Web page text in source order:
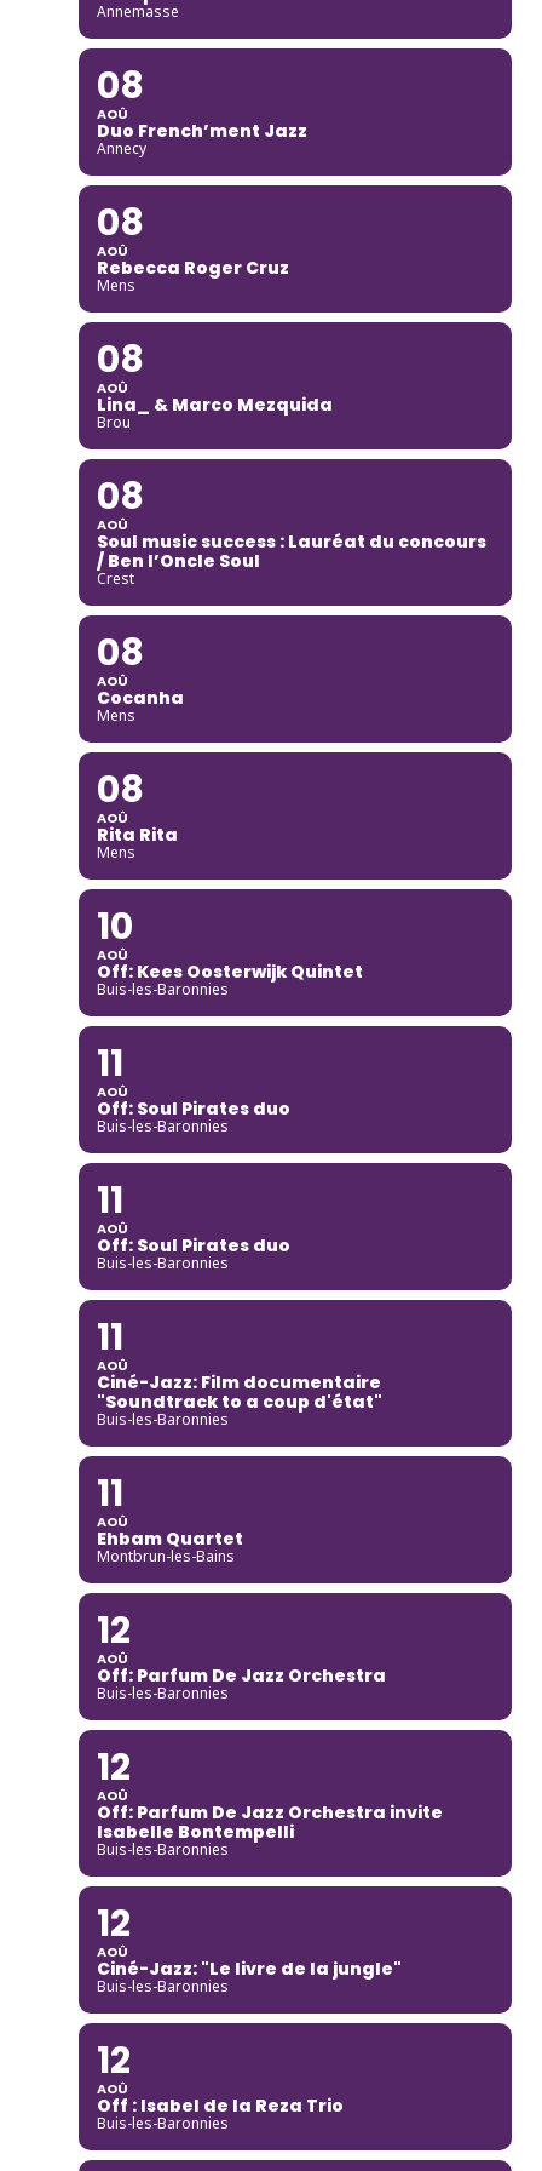
Annemasse
08
AOÛ
Duo French’ment Jazz
Annecy
08
AOÛ
Rebecca Roger Cruz
Mens
08
AOÛ
Lina_ & Marco Mezquida
Brou
08
AOÛ
Soul music success : Lauréat du concours
/ Ben l’Oncle Soul
Crest
08
AOÛ
Cocanha
Mens
08
AOÛ
Rita Rita
Mens
10
AOÛ
Off: Kees Oosterwijk Quintet
Buis-les-Baronnies
11
AOÛ
Off: Soul Pirates duo
Buis-les-Baronnies
11
AOÛ
Off: Soul Pirates duo
Buis-les-Baronnies
11
AOÛ
Ciné-Jazz: Film documentaire
"Soundtrack to a coup d'état"
Buis-les-Baronnies
11
AOÛ
Ehbam Quartet
Montbrun-les-Bains
12
AOÛ
Off: Parfum De Jazz Orchestra
Buis-les-Baronnies
12
AOÛ
Off: Parfum De Jazz Orchestra invite
Isabelle Bontempelli
Buis-les-Baronnies
12
AOÛ
Ciné-Jazz: "Le livre de la jungle"
Buis-les-Baronnies
12
AOÛ
Off : Isabel de la Reza Trio
Buis-les-Baronnies